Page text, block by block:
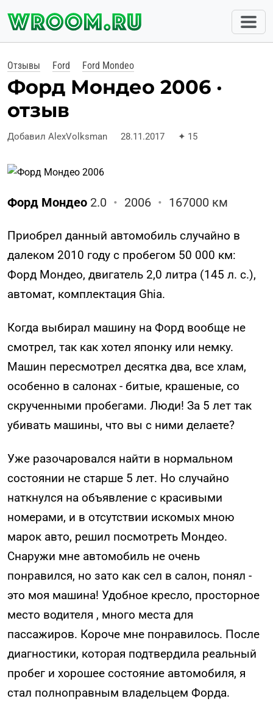
Отзывы Ford Ford Mondeo
Форд Мондео 2006 ·
отзыв
Добавил AlexVolksman 28.11.2017 ✦ 15
Форд Мондео 2.0 • 2006 • 167000 км
Приобрел данный автомобиль случайно в
далеком 2010 году с пробегом 50 000 км:
Форд Мондео, двигатель 2,0 литра (145 л. с.),
автомат, комплектация Ghia.
Когда выбирал машину на Форд вообще не
смотрел, так как хотел японку или немку.
Машин пересмотрел десятка два, все хлам,
особенно в салонах - битые, крашеные, со
скрученными пробегами. Люди! За 5 лет так
убивать машины, что вы с ними делаете?
Уже разочаровался найти в нормальном
состоянии не старше 5 лет. Но случайно
наткнулся на объявление с красивыми
номерами, и в отсутствии искомых мною
марок авто, решил посмотреть Мондео.
Снаружи мне автомобиль не очень
понравился, но зато как сел в салон, понял -
это моя машина! Удобное кресло, просторное
место водителя , много места для
пассажиров. Короче мне понравилось. После
диагностики, которая подтвердила реальный
пробег и хорошее состояние автомобиля, я
стал полноправным владельцем Форда.